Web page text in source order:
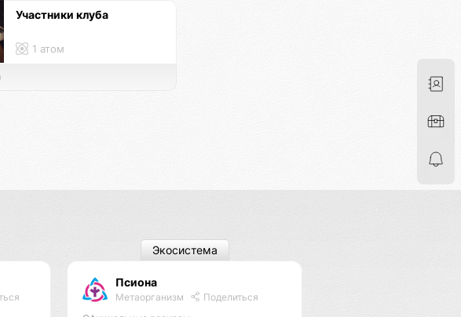
Участники клуба
1 атом
Псиона
Метаорганизм
Поделиться
Экосистема